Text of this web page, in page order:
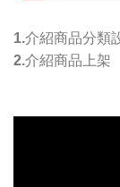
1.介紹商品分類
2.介紹商品上架